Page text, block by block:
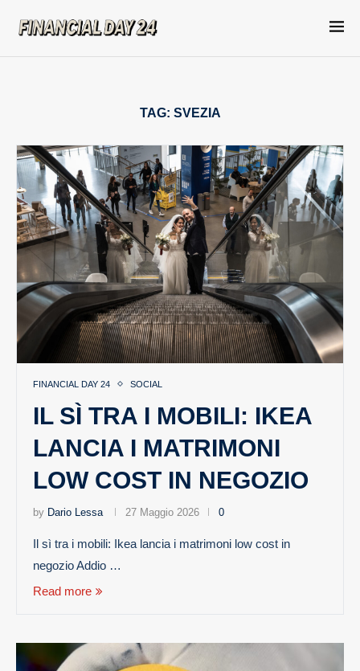
TAG: SVEZIA
FINANCIAL DAY 24 SOCIAL
IL SÌ TRA I MOBILI: IKEA
LANCIA I MATRIMONI
LOW COST IN NEGOZIO
by Dario Lessa 27 Maggio 2026 0
Il sì tra i mobili: Ikea lancia i matrimoni low cost in
negozio Addio …
Read more